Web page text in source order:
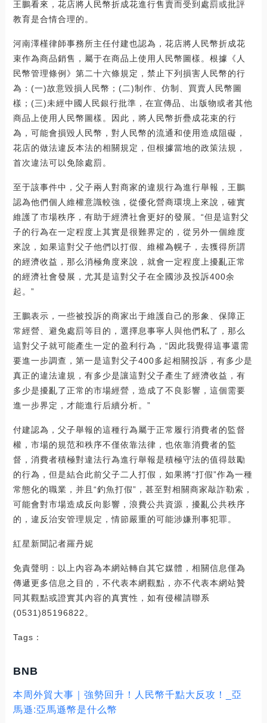
王鵬看來，花店將人民幣折成花進行售賣而受到處罰或批評
教育是合情合理的。
河南澤槿律師事務所主任付建也認為，花店將人民幣折成花
束作為商品銷售，屬于在商品上使用人民幣圖樣。根據《人
民幣管理條例》第二十六條規定，禁止下列損害人民幣的行
為：(一)故意毀損人民幣；(二)制作、仿制、買賣人民幣圖
樣；(三)未經中國人民銀行批準，在宣傳品、出版物或者其他
商品上使用人民幣圖樣。因此，將人民幣折疊成花束的行
為，可能會損毀人民幣，對人民幣的流通和使用造成阻礙，
花店的做法違反本法的相關規定，但根據當地的政策法規，
首次違法可以免除處罰。
至于該事件中，父子兩人對商家的違規行為進行舉報，王鵬
認為他們個人維權意識較強，從優化營商環境上來說，確實
維護了市場秩序，有助于經濟社會更好的發展。“但是這對父
子的行為在一定程度上其實是很難界定的，從另外一個維度
來說，如果這對父子他們以打假、維權為幌子，去獲得所謂
的經濟收益，那么消極角度來說，就會一定程度上擾亂正常
的經濟社會發展，尤其是這對父子在全國涉及投訴400余
起。”
王鵬表示，一些被投訴的商家出于維護自己的形象、保障正
常經營、避免處罰等目的，選擇息事寧人與他們私了，那么
這對父子就可能產生一定的盈利行為，“因此我覺得這事還需
要進一步調查，第一是這對父子400多起相關投訴，有多少是
真正的違法違規，有多少是讓這對父子產生了經濟收益，有
多少是擾亂了正常的市場經營，造成了不良影響，這個需要
進一步界定，才能進行后續分析。”
付建認為，父子舉報的這種行為屬于正常履行消費者的監督
權，市場的規范和秩序不僅依靠法律，也依靠消費者的監
督，消費者積極對違法行為進行舉報是積極守法的值得鼓勵
的行為，但是結合此前父子二人打假，如果將“打假”作為一種
常態化的職業，并且“釣魚打假”，甚至對相關商家敲詐勒索，
可能會對市場造成反向影響，浪費公共資源，擾亂公共秩序
的，違反治安管理規定，情節嚴重的可能涉嫌刑事犯罪。
紅星新聞記者羅丹妮
免責聲明：以上內容為本網站轉自其它媒體，相關信息僅為
傳遞更多信息之目的，不代表本網觀點，亦不代表本網站贊
同其觀點或證實其內容的真實性，如有侵權請聯系
(0531)85196822。
Tags：
BNB
本周外貿大事｜強勢回升！人民幣千點大反攻！_亞
馬遜:亞馬遜幣是什么幣